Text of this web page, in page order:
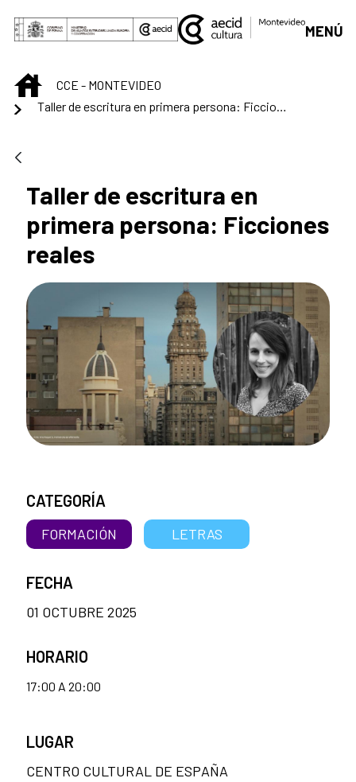
Saltar al contenido principal
MENÚ
INICIOCCE - MONTEVIDEO
Taller de escritura en primera persona: Ficciones reales
Taller de escritura en
primera persona: Ficciones
reales
CATEGORÍA
FORMACIÓN LETRAS
FECHA
01 OCTUBRE 2025
HORARIO
17:00 A 20:00
LUGAR
CENTRO CULTURAL DE ESPAÑA